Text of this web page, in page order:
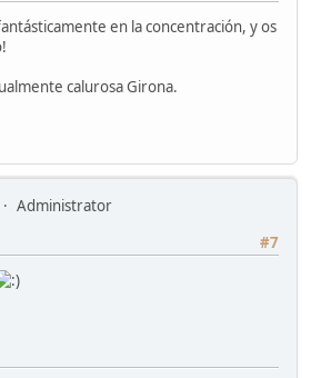
en la concentración, y os
calurosa Girona.
Administrator
#7